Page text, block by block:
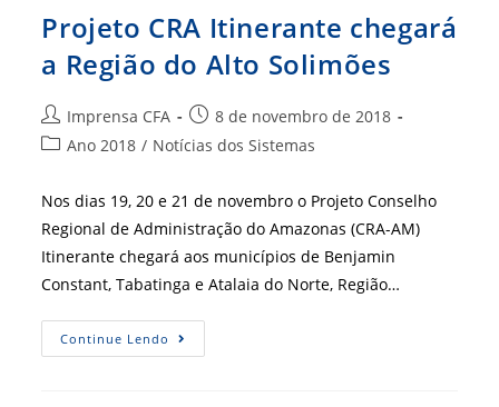
Projeto CRA Itinerante chegará
a Região do Alto Solimões
Autor
do
Imprensa CFA
Post
publicado:
8 de novembro de 2018
Categoria
post:
Ano 2018 / Notícias dos Sistemas
Nos dias 19, 20 e 21 de novembro o Projeto Conselho
Regional de Administração do Amazonas (CRA-AM)
Itinerante chegará aos municípios de Benjamin
Constant, Tabatinga e Atalaia do Norte, Região…
Continue Lendo Projeto
CRA